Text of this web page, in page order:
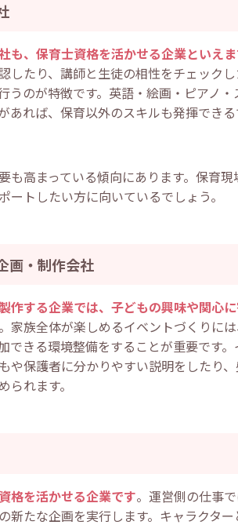
も、保育士資格を活かせる企業といえ
したり、講師と生徒の相性をチェックし
うのが特徴です。英語・絵画・ピアノ・
あれば、保育以外のスキルも発揮できる
も高まっている傾向にあります。保育現
トしたい方に向いているでしょう。
画・制作会社
作する企業では、子どもの興味や関心
。家族全体が楽しめるイベントづくりに
できる環境整備をすることが重要です。
や保護者に分かりやすい説明をしたり
れます。
格を活かせる企業です。運営側の仕事
新たな企画を実行します。キャラクタ